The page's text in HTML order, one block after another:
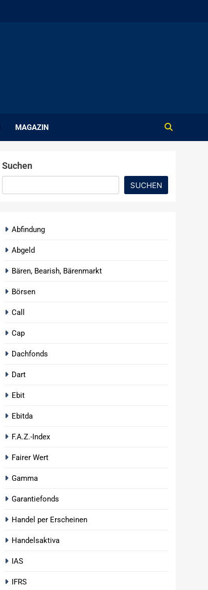
MAGAZIN
Suchen
SUCHEN
Abfindung
Abgeld
Bären, Bearish, Bärenmarkt
Börsen
Call
Cap
Dachfonds
Dart
Ebit
Ebitda
F.A.Z.-Index
Fairer Wert
Gamma
Garantiefonds
Handel per Erscheinen
Handelsaktiva
IAS
IFRS